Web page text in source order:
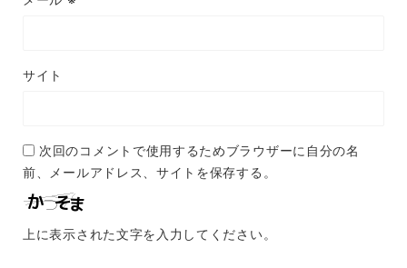
サイト
次回のコメントで使用するためブラウザーに自分の名
前、メールアドレス、サイトを保存する。
上に表示された文字を入力してください。